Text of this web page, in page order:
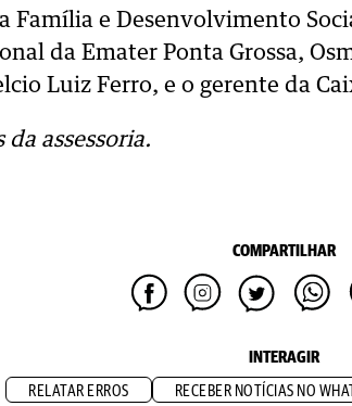
Família e Desenvolvimento
da Emater Ponta Grossa,
Luiz Ferro, e o gerente da
assessoria.
COMPARTILHAR
INTERAGIR
RELATAR ERROS RECEBER NOTÍCIAS NO